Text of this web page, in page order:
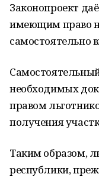
Законопроект
имеющим право
самостоятельно
необходимых
правом
получения
Таким образом,
республики,